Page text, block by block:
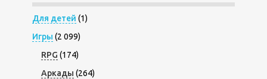
Для детей (1)
Игры (2 099)
RPG (174)
Аркады (264)